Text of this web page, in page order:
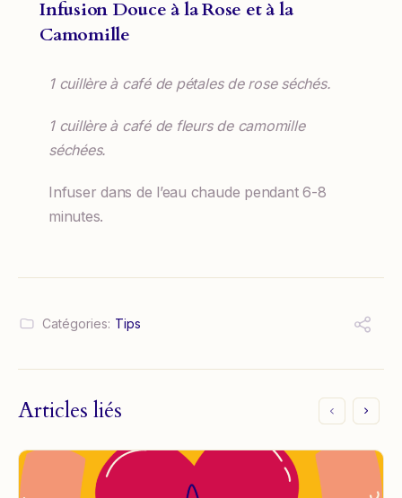
Infusion Douce à la Rose et à la
Camomille
1 cuillère à café de pétales de rose séchés.
1 cuillère à café de fleurs de camomille
séchées.
Infuser dans de l’eau chaude pendant 6-8
minutes.
Catégories: Tips
Articles liés